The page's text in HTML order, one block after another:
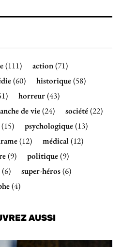
(111) action(71)
(60) historique(58)
horreur(43)
de vie(24) société(22)
(15) psychologique(13)
(12) médical(12)
(9) politique(9)
(6) super-héros(6)
(4)
AUSSI